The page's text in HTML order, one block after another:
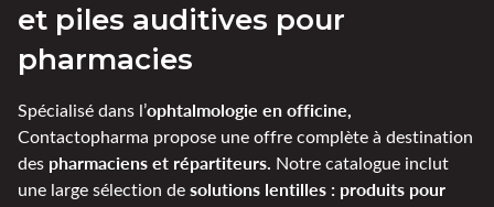
et piles auditives pour
pharmacies
Spécialisé dans l’ophtalmologie en officine,
Contactopharma propose une offre complète à destination
des pharmaciens et répartiteurs. Notre catalogue inclut
une large sélection desolutions lentilles : produits pour